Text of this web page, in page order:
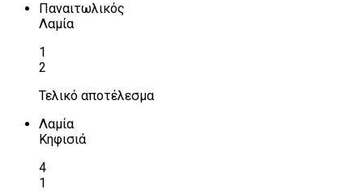
Παναιτωλικός
Λαμία
1
2
Τελικό αποτέλεσμα
Λαμία
Κηφισιά
4
1